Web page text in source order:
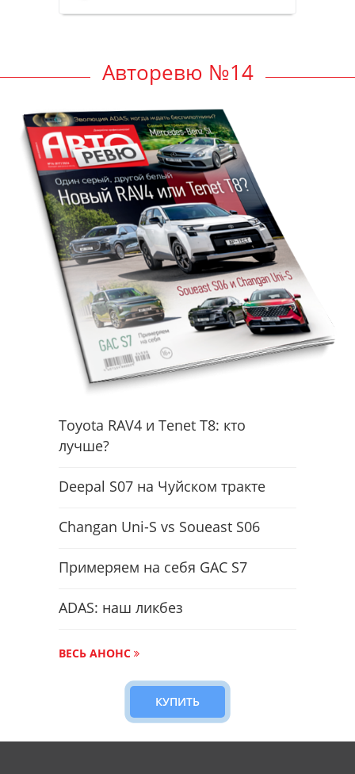
Авторевю №14
Toyota RAV4 и Tenet T8: кто
лучше?
Deepal S07 на Чуйском тракте
Changan Uni-S vs Soueast S06
Примеряем на себя GAC S7
ADAS: наш ликбез
ВЕСЬ АНОНС
КУПИТЬ